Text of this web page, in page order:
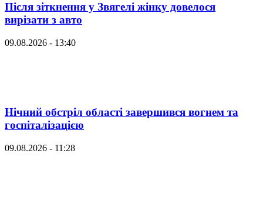
Після зіткнення у Звягелі жінку довелося
вирізати з авто
09.08.2026 - 13:40
Нічний обстріл області завершився вогнем та
госпіталізацією
09.08.2026 - 11:28